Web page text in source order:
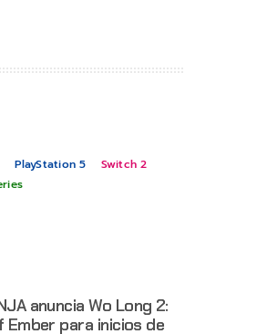
PlayStation 5
Switch 2
anuncia Wo Long 2:
Ember para inicios de